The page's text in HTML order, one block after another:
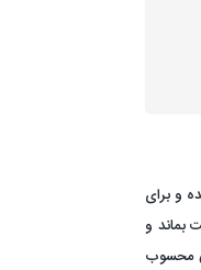
و برای
بماند و
محسوب